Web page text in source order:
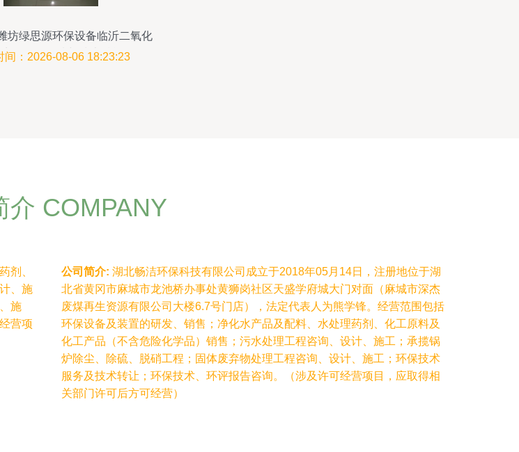
坊绿思源环保设备临沂二氧化
器价格行情与技术赋能
间：2026-08-06 18:23:23
介 COMPANY
剂、
、施
施
营项
公司简介: 湖北畅洁环保科技有限公司成立于2018年05月14日，注册地位于湖
北省黄冈市麻城市龙池桥办事处黄狮岗社区天盛学府城大门对面（麻城市深杰
废煤再生资源有限公司大楼6.7号门店），法定代表人为熊学锋。经营范围包括
环保设备及装置的研发、销售；净化水产品及配料、水处理药剂、化工原料及
化工产品（不含危险化学品）销售；污水处理工程咨询、设计、施工；承揽锅
炉除尘、除硫、脱硝工程；固体废弃物处理工程咨询、设计、施工；环保技术
服务及技术转让；环保技术、环评报告咨询。（涉及许可经营项目，应取得相
关部门许可后方可经营）